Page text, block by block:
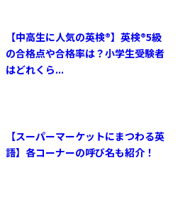
【中高生に人気の英検®︎】英検®︎5級
の合格点や合格率は？小学生受験者
はどれくら...
【スーパーマーケットにまつわる英
語】各コーナーの呼び名も紹介！